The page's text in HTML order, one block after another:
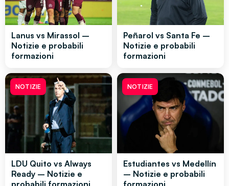
Lanus vs Mirassol –
Notizie e probabili
formazioni
Peñarol vs Santa Fe –
Notizie e probabili
formazioni
NOTIZIE
LDU Quito vs Always
Ready – Notizie e
NOTIZIE
Estudiantes vs Medellín
– Notizie e probabili